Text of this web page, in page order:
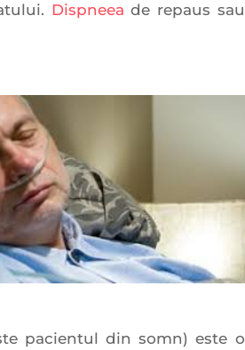
Dispneea de repaus sau
pacientul din somn) este o